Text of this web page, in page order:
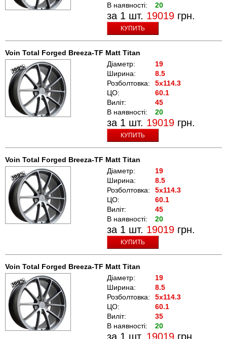
В наявності:
20
за 1 шт. 19019 грн.
КУПИТЬ
Voin Total Forged Breeza-TF Matt Titan
Діаметр:
19
Ширина:
8.5
Розболтовка:
5x114.3
ЦО:
60.1
Виліт:
45
В наявності:
20
за 1 шт. 19019 грн.
КУПИТЬ
Voin Total Forged Breeza-TF Matt Titan
Діаметр:
19
Ширина:
8.5
Розболтовка:
5x114.3
ЦО:
60.1
Виліт:
45
В наявності:
20
за 1 шт. 19019 грн.
КУПИТЬ
Voin Total Forged Breeza-TF Matt Titan
Діаметр:
19
Ширина:
8.5
Розболтовка:
5x114.3
ЦО:
60.1
Виліт:
35
В наявності:
20
за 1 шт. 19019 грн.